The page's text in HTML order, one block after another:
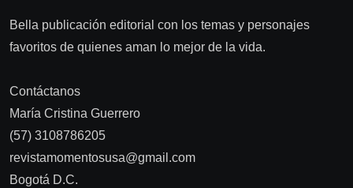
Bella publicación editorial con los temas y personajes
favoritos de quienes aman lo mejor de la vida.
Contáctanos
María Cristina Guerrero
(57) 3108786205
revistamomentosusa@gmail.com
Bogotá D.C.